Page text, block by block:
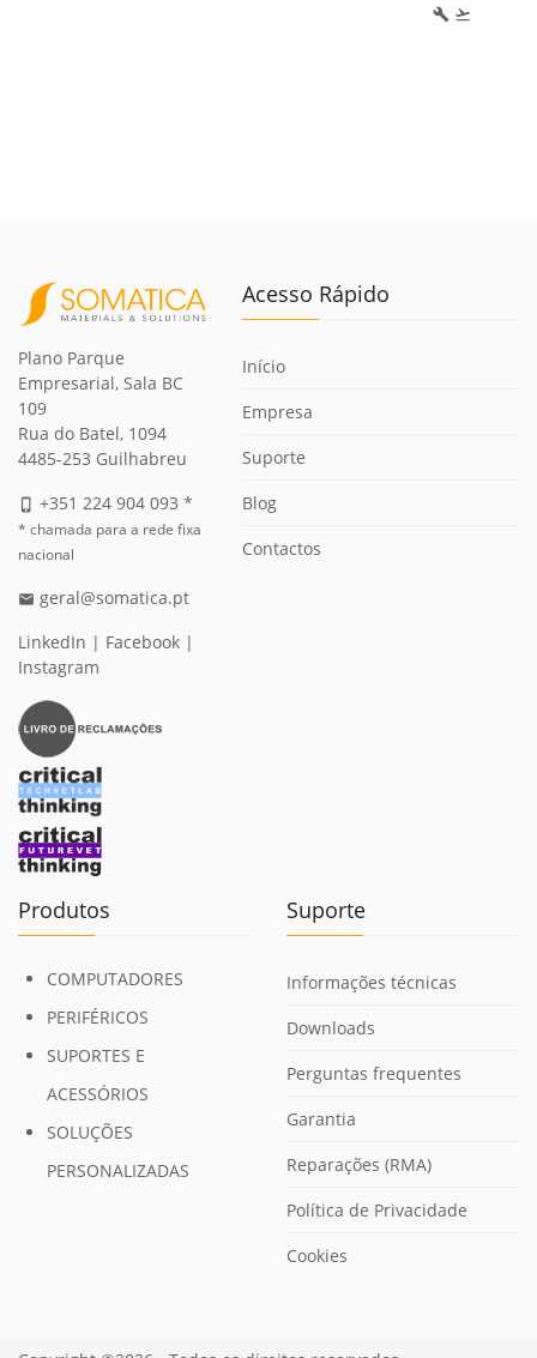
build flight_takeoff
Plano Parque
Empresarial, Sala BC
109
Rua do Batel, 1094
4485-253 Guilhabreu
phone_iphone +351 224 904 093 *
* chamada para a rede fixa
nacional
email geral@somatica.pt
LinkedIn | Facebook |
Instagram
Acesso Rápido
Início
Empresa
Suporte
Blog
Contactos
Produtos
COMPUTADORES
PERIFÉRICOS
SUPORTES E
ACESSÓRIOS
SOLUÇÕES
PERSONALIZADAS
Suporte
Informações técnicas
Downloads
Perguntas frequentes
Garantia
Reparações (RMA)
Política de Privacidade
Cookies